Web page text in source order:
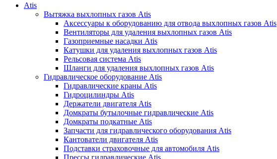
Atis
Вытяжка выхлопных газов Atis
Аксессуары к оборудованию для отвода выхлопных газов Atis
Вентиляторы для удаления выхлопных газов Atis
Газоприемные насадки Atis
Катушки для удаления выхлопных газов Atis
Рельсовая система Atis
Шланги для удаления выхлопных газов Atis
Гидравлическое оборудование Atis
Гидравлические краны Atis
Гидроцилиндры Atis
Держатели двигателя Atis
Домкраты бутылочные гидравлические Atis
Домкраты подкатные Atis
Запчасти для гидравлического оборудования Atis
Кантователи двигателя Atis
Подставки страховочные для автомобиля Atis
Прессы гидравлические Atis